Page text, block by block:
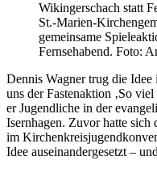
Wikingerschach statt
St.-Marien-
gemeinsame
Fernsehabend. Foto:
Dennis Wagner trug die
uns der Fastenaktion ‚So
er Jugendliche in der
Isernhagen. Zuvor hatte sich
im
Idee auseinandergesetzt –